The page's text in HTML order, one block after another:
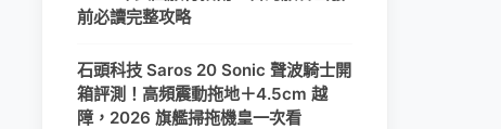
前必讀完整攻略
石頭科技 Saros 20 Sonic 聲波騎士開
箱評測！高頻震動拖地＋4.5cm 越
障，2026 旗艦掃拖機皇一次看